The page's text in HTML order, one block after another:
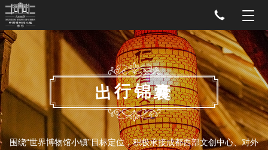
出行锦囊
围绕“世界博物馆小镇”目标定位，积极承接成都西部文创中心、对外